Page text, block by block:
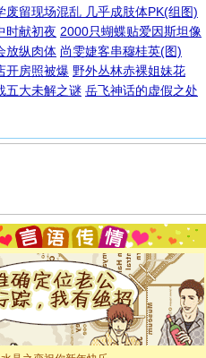
废留现场混乱 几乎成肢体PK(组图)
时献初夜 2000只蝴蝶贴爱因斯坦像
放纵肉体 尚雯婕客串穆桂英(图)
开房照被爆 野外丛林赤裸姐妹花
五大未解之谜 岳飞神话的虚假之处
你五千万：千万快乐！千万要健康！千万
知足！千万不要忘记我！
样的日子才会想起你,而是这样的日子才
扰你,告诉你,圣诞要快乐!新年要快乐!天天
颗祝福的心,在这个特别的日子里,愿幸福,
,一切美好的祝愿与你同在.圣诞快乐!
会触电；看不到你我要充电；没有你我会
职业，想你是我事业，抱你是我特长，吻